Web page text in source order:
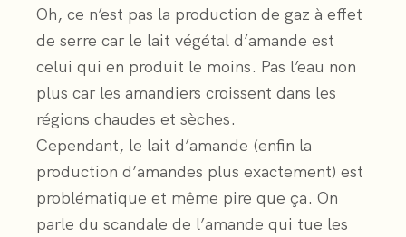
Oh, ce n’est pas la production de gaz à effet
de serre car le lait végétal d’amande est
celui qui en produit le moins. Pas l’eau non
plus car les amandiers croissent dans les
régions chaudes et sèches.
Cependant, le lait d’amande (enfin la
production d’amandes plus exactement) est
problématique et même pire que ça. On
parle du scandale de l’amande qui tue les